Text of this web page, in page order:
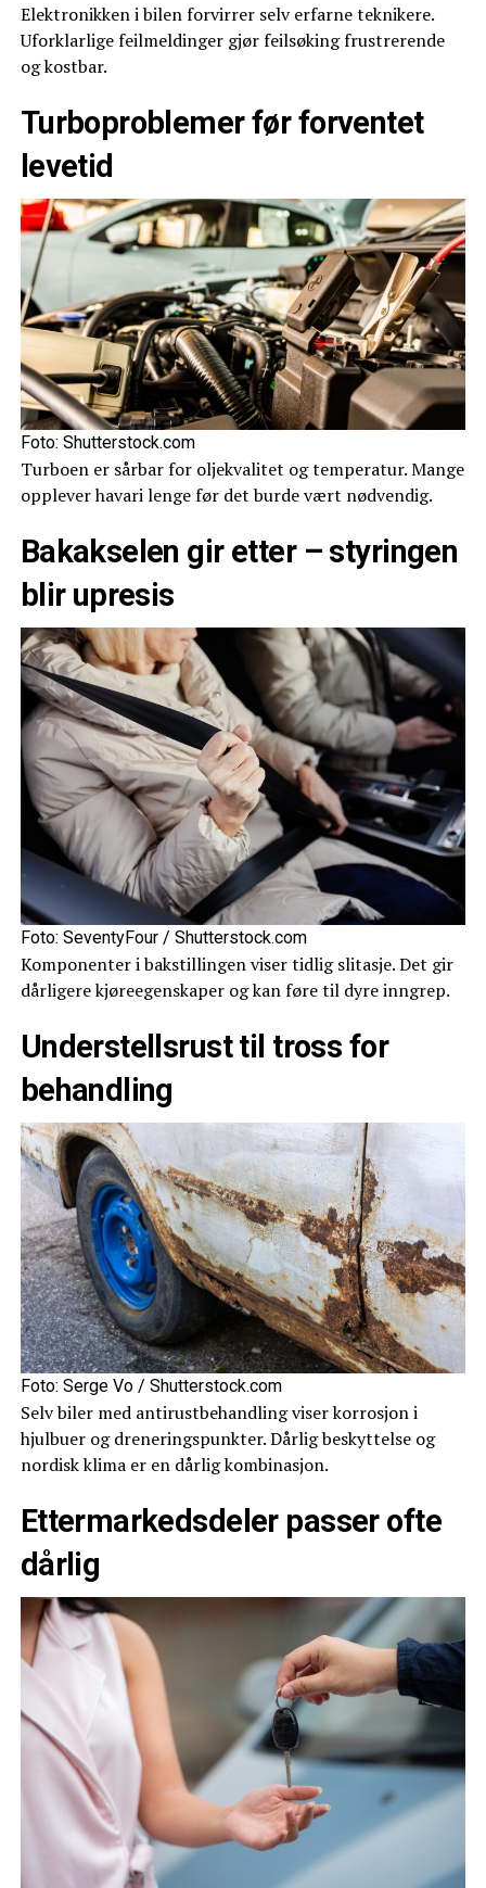
Elektronikken i bilen forvirrer selv erfarne teknikere.
Uforklarlige feilmeldinger gjør feilsøking frustrerende
og kostbar.
Turboproblemer før forventet
levetid
Foto: Shutterstock.com
Turboen er sårbar for oljekvalitet og temperatur. Mange
opplever havari lenge før det burde vært nødvendig.
Bakakselen gir etter – styringen
blir upresis
Foto: SeventyFour / Shutterstock.com
Komponenter i bakstillingen viser tidlig slitasje. Det gir
dårligere kjøreegenskaper og kan føre til dyre inngrep.
Understellsrust til tross for
behandling
Foto: Serge Vo / Shutterstock.com
Selv biler med antirustbehandling viser korrosjon i
hjulbuer og dreneringspunkter. Dårlig beskyttelse og
nordisk klima er en dårlig kombinasjon.
Ettermarkedsdeler passer ofte
dårlig